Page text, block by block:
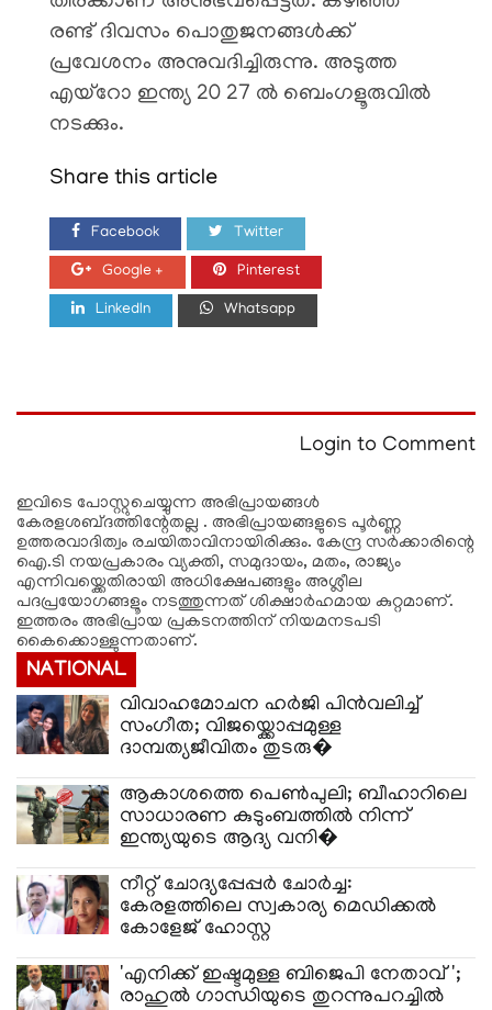
രണ്ട് ദിവസം പൊതുജനങ്ങൾക്ക്
പ്രവേശനം അനുവദിച്ചിരുന്നു. അടുത്ത
എയ്റോ ഇന്ത്യ 20 27 ൽ ബെംഗളൂരുവിൽ
നടക്കും.
Share this article
Facebook Twitter
Google + Pinterest
LinkedIn Whatsapp
Login to Comment
ഇവിടെ പോസ്റ്റുചെയ്യുന്ന അഭിപ്രായങ്ങള്‍
കേരളശബ്‌ദത്തിന്റേതല്ല . അഭിപ്രായങ്ങളുടെ പൂര്‍ണ്ണ
ഉത്തരവാദിത്വം രചയിതാവിനായിരിക്കും. കേന്ദ്ര സർക്കാരിന്റെ
ഐ.ടി നയപ്രകാരം വ്യക്തി, സമുദായം, മതം, രാജ്യം
എന്നിവയ്ക്കെതിരായി അധിക്ഷേപങ്ങളും അശ്ലീല
പദപ്രയോഗങ്ങളൂം നടത്തുന്നത് ശിക്ഷാര്‍ഹമായ കുറ്റമാണ്.
ഇത്തരം അഭിപ്രായ പ്രകടനത്തിന് നിയമനടപടി
കൈക്കൊള്ളുന്നതാണ്.
NATIONAL
വിവാഹമോചന ഹർജി പിൻവലിച്ച്
സംഗീത; വിജയ്ക്കൊപ്പമുള്ള
ദാമ്പത്യജീവിതം തുടരു�
ആകാശത്തെ പെൺപുലി; ബീഹാറിലെ
സാധാരണ കുടുംബത്തിൽ നിന്ന്
ഇന്ത്യയുടെ ആദ്യ വനി�
നീറ്റ് ചോദ്യപ്പേപ്പർ ചോർച്ച:
കേരളത്തിലെ സ്വകാര്യ മെഡിക്കൽ
കോളേജ് ഹോസ്റ്റ
'എനിക്ക് ഇഷ്ടമുള്ള ബിജെപി നേതാവ്';
രാഹുൽ ഗാന്ധിയുടെ തുറന്നുപറച്ചിൽ